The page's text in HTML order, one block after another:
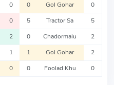
0 0 Gol Gohar 0
0 5 Tractor Sa 5
2 0 Chadormalu 2
1 1 Gol Gohar 2
0 0 Foolad Khu 0